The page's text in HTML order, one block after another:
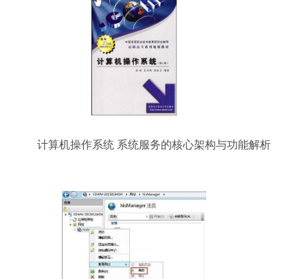
计算机操作系统 系统服务的核心架构与功能解析